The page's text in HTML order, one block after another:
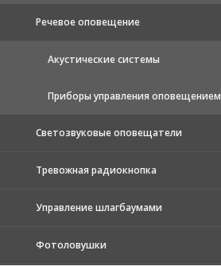
Речевое оповещение
Акустические системы
Приборы управления оповещением
Светозвуковые оповещатели
Тревожная радиокнопка
Управление шлагбаумами
Фотоловушки